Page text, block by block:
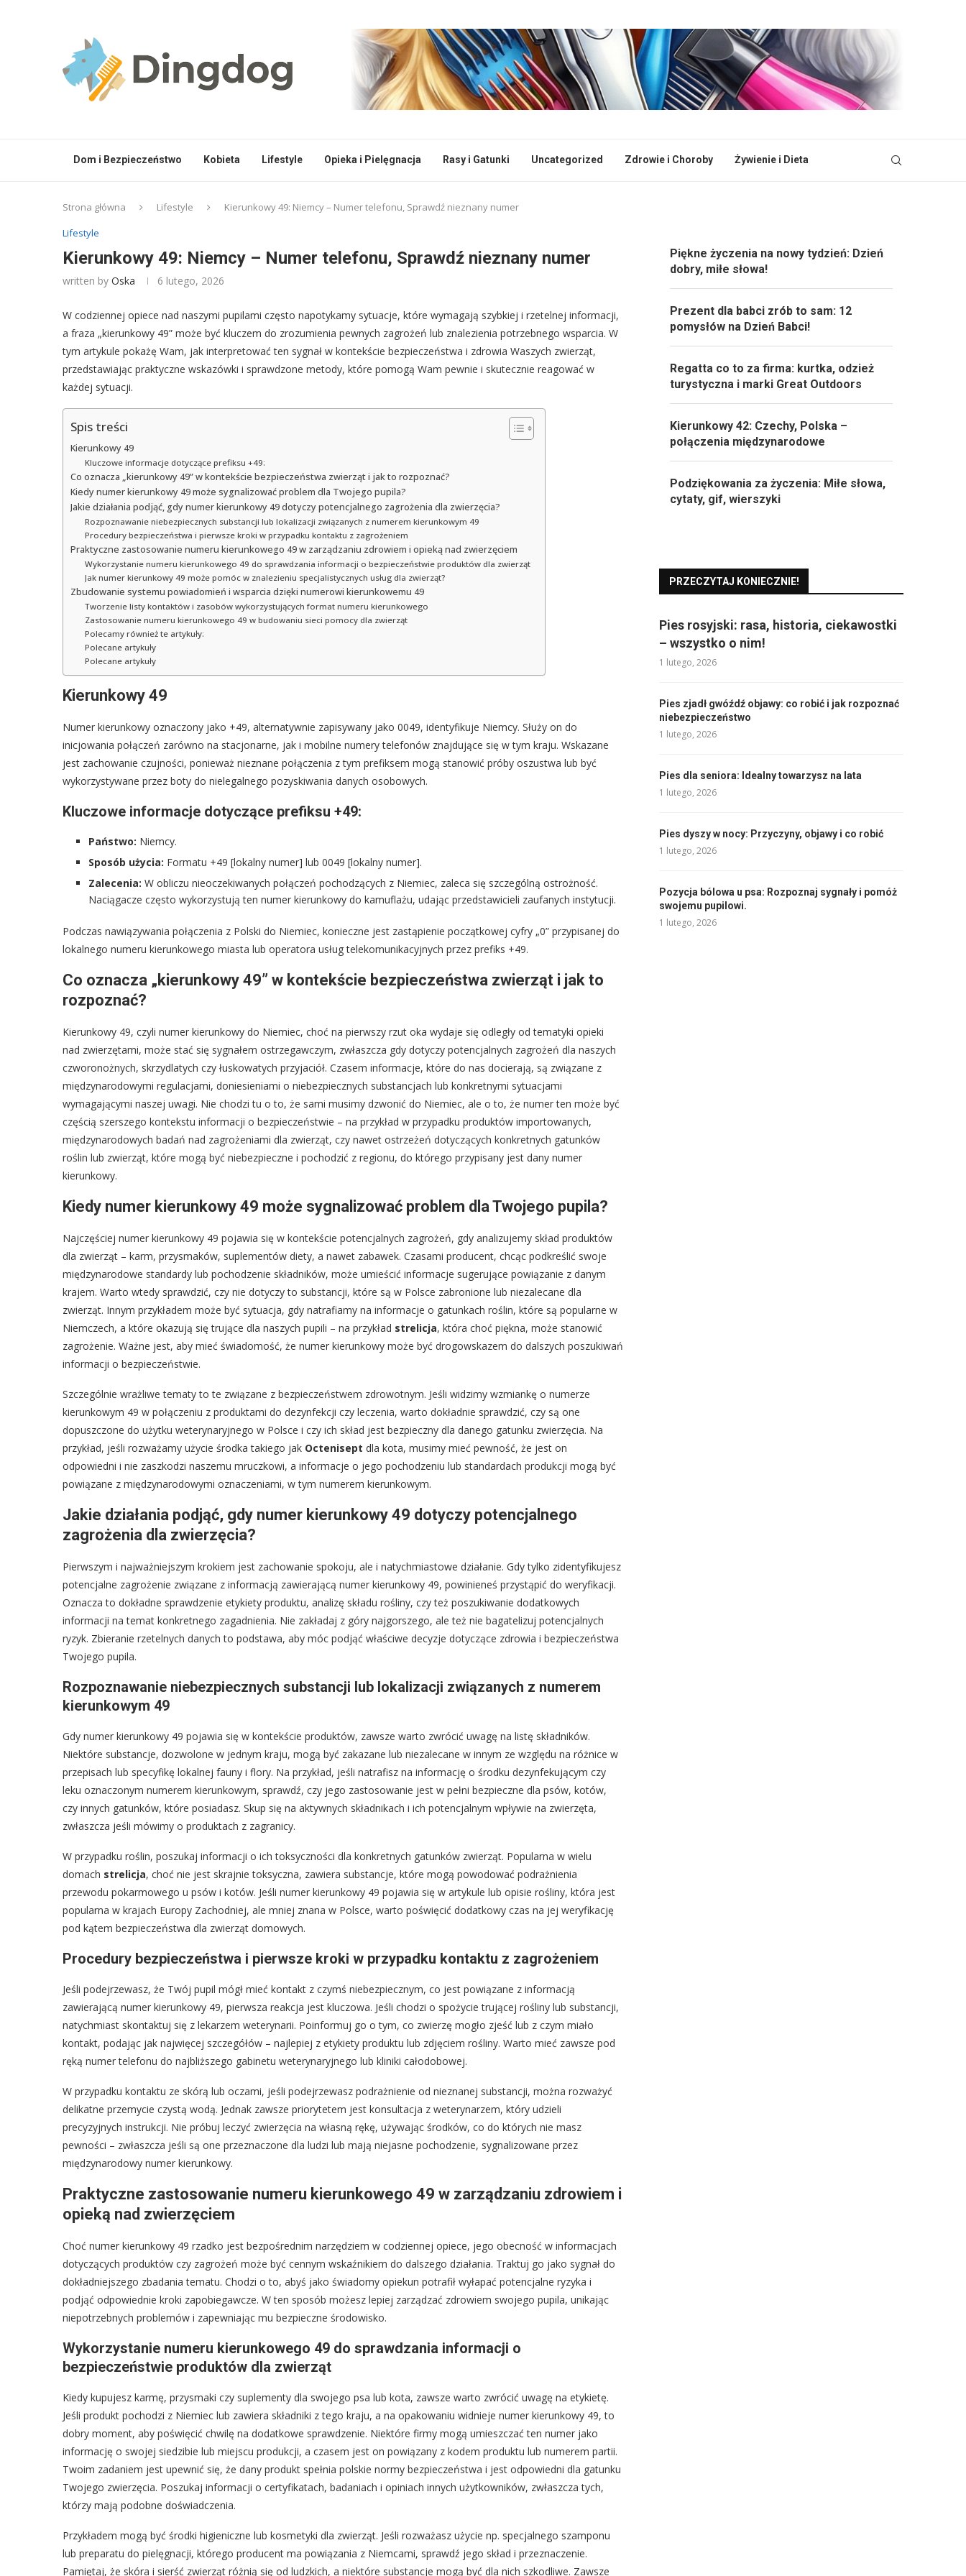
Dom i Bezpieczeństwo Kobieta Lifestyle Opieka i Pielęgnacja Rasy i Gatunki Uncategorized Zdrowie i Choroby Żywienie i Dieta
Strona główna Lifestyle
Kierunkowy 49: Niemcy – Numer telefonu, Sprawdź nieznany numer
Lifestyle
Kierunkowy 49: Niemcy – Numer telefonu, Sprawdź nieznany numer
written by Oska 6 lutego, 2026
W codziennej opiece nad naszymi pupilami często napotykamy sytuacje, które wymagają szybkiej i rzetelnej informacji,
a fraza „kierunkowy 49” może być kluczem do zrozumienia pewnych zagrożeń lub znalezienia potrzebnego wsparcia. W
tym artykule pokażę Wam, jak interpretować ten sygnał w kontekście bezpieczeństwa i zdrowia Waszych zwierząt,
przedstawiając praktyczne wskazówki i sprawdzone metody, które pomogą Wam pewnie i skutecznie reagować w
każdej sytuacji.
Spis treści
Kierunkowy 49
Kluczowe informacje dotyczące prefiksu +49:
Co oznacza „kierunkowy 49” w kontekście bezpieczeństwa zwierząt i jak to rozpoznać?
Kiedy numer kierunkowy 49 może sygnalizować problem dla Twojego pupila?
Jakie działania podjąć, gdy numer kierunkowy 49 dotyczy potencjalnego zagrożenia dla zwierzęcia?
Rozpoznawanie niebezpiecznych substancji lub lokalizacji związanych z numerem kierunkowym 49
Procedury bezpieczeństwa i pierwsze kroki w przypadku kontaktu z zagrożeniem
Praktyczne zastosowanie numeru kierunkowego 49 w zarządzaniu zdrowiem i opieką nad zwierzęciem
Wykorzystanie numeru kierunkowego 49 do sprawdzania informacji o bezpieczeństwie produktów dla zwierząt
Jak numer kierunkowy 49 może pomóc w znalezieniu specjalistycznych usług dla zwierząt?
Zbudowanie systemu powiadomień i wsparcia dzięki numerowi kierunkowemu 49
Tworzenie listy kontaktów i zasobów wykorzystujących format numeru kierunkowego
Zastosowanie numeru kierunkowego 49 w budowaniu sieci pomocy dla zwierząt
Polecamy również te artykuły:
Polecane artykuły
Polecane artykuły
Kierunkowy 49
Numer kierunkowy oznaczony jako +49, alternatywnie zapisywany jako 0049, identyfikuje Niemcy. Służy on do
inicjowania połączeń zarówno na stacjonarne, jak i mobilne numery telefonów znajdujące się w tym kraju. Wskazane
jest zachowanie czujności, ponieważ nieznane połączenia z tym prefiksem mogą stanowić próby oszustwa lub być
wykorzystywane przez boty do nielegalnego pozyskiwania danych osobowych.
Kluczowe informacje dotyczące prefiksu +49:
Państwo: Niemcy.
Sposób użycia: Formatu +49 [lokalny numer] lub 0049 [lokalny numer].
Zalecenia: W obliczu nieoczekiwanych połączeń pochodzących z Niemiec, zaleca się szczególną ostrożność.
Naciągacze często wykorzystują ten numer kierunkowy do kamuflażu, udając przedstawicieli zaufanych instytucji.
Podczas nawiązywania połączenia z Polski do Niemiec, konieczne jest zastąpienie początkowej cyfry „0” przypisanej do
lokalnego numeru kierunkowego miasta lub operatora usług telekomunikacyjnych przez prefiks +49.
Co oznacza „kierunkowy 49” w kontekście bezpieczeństwa zwierząt i jak to
rozpoznać?
Kierunkowy 49, czyli numer kierunkowy do Niemiec, choć na pierwszy rzut oka wydaje się odległy od tematyki opieki
nad zwierzętami, może stać się sygnałem ostrzegawczym, zwłaszcza gdy dotyczy potencjalnych zagrożeń dla naszych
czworonożnych, skrzydlatych czy łuskowatych przyjaciół. Czasem informacje, które do nas docierają, są związane z
międzynarodowymi regulacjami, doniesieniami o niebezpiecznych substancjach lub konkretnymi sytuacjami
wymagającymi naszej uwagi. Nie chodzi tu o to, że sami musimy dzwonić do Niemiec, ale o to, że numer ten może być
częścią szerszego kontekstu informacji o bezpieczeństwie – na przykład w przypadku produktów importowanych,
międzynarodowych badań nad zagrożeniami dla zwierząt, czy nawet ostrzeżeń dotyczących konkretnych gatunków
roślin lub zwierząt, które mogą być niebezpieczne i pochodzić z regionu, do którego przypisany jest dany numer
kierunkowy.
Kiedy numer kierunkowy 49 może sygnalizować problem dla Twojego pupila?
Najczęściej numer kierunkowy 49 pojawia się w kontekście potencjalnych zagrożeń, gdy analizujemy skład produktów
dla zwierząt – karm, przysmaków, suplementów diety, a nawet zabawek. Czasami producent, chcąc podkreślić swoje
międzynarodowe standardy lub pochodzenie składników, może umieścić informacje sugerujące powiązanie z danym
krajem. Warto wtedy sprawdzić, czy nie dotyczy to substancji, które są w Polsce zabronione lub niezalecane dla
zwierząt. Innym przykładem może być sytuacja, gdy natrafiamy na informacje o gatunkach roślin, które są popularne w
Niemczech, a które okazują się trujące dla naszych pupili – na przykład strelicja, która choć piękna, może stanowić
zagrożenie. Ważne jest, aby mieć świadomość, że numer kierunkowy może być drogowskazem do dalszych poszukiwań
informacji o bezpieczeństwie.
Szczególnie wrażliwe tematy to te związane z bezpieczeństwem zdrowotnym. Jeśli widzimy wzmiankę o numerze
kierunkowym 49 w połączeniu z produktami do dezynfekcji czy leczenia, warto dokładnie sprawdzić, czy są one
dopuszczone do użytku weterynaryjnego w Polsce i czy ich skład jest bezpieczny dla danego gatunku zwierzęcia. Na
przykład, jeśli rozważamy użycie środka takiego jak Octenisept dla kota, musimy mieć pewność, że jest on
odpowiedni i nie zaszkodzi naszemu mruczkowi, a informacje o jego pochodzeniu lub standardach produkcji mogą być
powiązane z międzynarodowymi oznaczeniami, w tym numerem kierunkowym.
Jakie działania podjąć, gdy numer kierunkowy 49 dotyczy potencjalnego
zagrożenia dla zwierzęcia?
Pierwszym i najważniejszym krokiem jest zachowanie spokoju, ale i natychmiastowe działanie. Gdy tylko zidentyfikujesz
potencjalne zagrożenie związane z informacją zawierającą numer kierunkowy 49, powinieneś przystąpić do weryfikacji.
Oznacza to dokładne sprawdzenie etykiety produktu, analizę składu rośliny, czy też poszukiwanie dodatkowych
informacji na temat konkretnego zagadnienia. Nie zakładaj z góry najgorszego, ale też nie bagatelizuj potencjalnych
ryzyk. Zbieranie rzetelnych danych to podstawa, aby móc podjąć właściwe decyzje dotyczące zdrowia i bezpieczeństwa
Twojego pupila.
Rozpoznawanie niebezpiecznych substancji lub lokalizacji związanych z numerem
kierunkowym 49
Gdy numer kierunkowy 49 pojawia się w kontekście produktów, zawsze warto zwrócić uwagę na listę składników.
Niektóre substancje, dozwolone w jednym kraju, mogą być zakazane lub niezalecane w innym ze względu na różnice w
przepisach lub specyfikę lokalnej fauny i flory. Na przykład, jeśli natrafisz na informację o środku dezynfekującym czy
leku oznaczonym numerem kierunkowym, sprawdź, czy jego zastosowanie jest w pełni bezpieczne dla psów, kotów,
czy innych gatunków, które posiadasz. Skup się na aktywnych składnikach i ich potencjalnym wpływie na zwierzęta,
zwłaszcza jeśli mówimy o produktach z zagranicy.
W przypadku roślin, poszukaj informacji o ich toksyczności dla konkretnych gatunków zwierząt. Popularna w wielu
domach strelicja, choć nie jest skrajnie toksyczna, zawiera substancje, które mogą powodować podrażnienia
przewodu pokarmowego u psów i kotów. Jeśli numer kierunkowy 49 pojawia się w artykule lub opisie rośliny, która jest
popularna w krajach Europy Zachodniej, ale mniej znana w Polsce, warto poświęcić dodatkowy czas na jej weryfikację
pod kątem bezpieczeństwa dla zwierząt domowych.
Procedury bezpieczeństwa i pierwsze kroki w przypadku kontaktu z zagrożeniem
Jeśli podejrzewasz, że Twój pupil mógł mieć kontakt z czymś niebezpiecznym, co jest powiązane z informacją
zawierającą numer kierunkowy 49, pierwsza reakcja jest kluczowa. Jeśli chodzi o spożycie trującej rośliny lub substancji,
natychmiast skontaktuj się z lekarzem weterynarii. Poinformuj go o tym, co zwierzę mogło zjeść lub z czym miało
kontakt, podając jak najwięcej szczegółów – najlepiej z etykiety produktu lub zdjęciem rośliny. Warto mieć zawsze pod
ręką numer telefonu do najbliższego gabinetu weterynaryjnego lub kliniki całodobowej.
W przypadku kontaktu ze skórą lub oczami, jeśli podejrzewasz podrażnienie od nieznanej substancji, można rozważyć
delikatne przemycie czystą wodą. Jednak zawsze priorytetem jest konsultacja z weterynarzem, który udzieli
precyzyjnych instrukcji. Nie próbuj leczyć zwierzęcia na własną rękę, używając środków, co do których nie masz
pewności – zwłaszcza jeśli są one przeznaczone dla ludzi lub mają niejasne pochodzenie, sygnalizowane przez
międzynarodowy numer kierunkowy.
Praktyczne zastosowanie numeru kierunkowego 49 w zarządzaniu zdrowiem i
opieką nad zwierzęciem
Choć numer kierunkowy 49 rzadko jest bezpośrednim narzędziem w codziennej opiece, jego obecność w informacjach
dotyczących produktów czy zagrożeń może być cennym wskaźnikiem do dalszego działania. Traktuj go jako sygnał do
dokładniejszego zbadania tematu. Chodzi o to, abyś jako świadomy opiekun potrafił wyłapać potencjalne ryzyka i
podjąć odpowiednie kroki zapobiegawcze. W ten sposób możesz lepiej zarządzać zdrowiem swojego pupila, unikając
niepotrzebnych problemów i zapewniając mu bezpieczne środowisko.
Wykorzystanie numeru kierunkowego 49 do sprawdzania informacji o
bezpieczeństwie produktów dla zwierząt
Kiedy kupujesz karmę, przysmaki czy suplementy dla swojego psa lub kota, zawsze warto zwrócić uwagę na etykietę.
Jeśli produkt pochodzi z Niemiec lub zawiera składniki z tego kraju, a na opakowaniu widnieje numer kierunkowy 49, to
dobry moment, aby poświęcić chwilę na dodatkowe sprawdzenie. Niektóre firmy mogą umieszczać ten numer jako
informację o swojej siedzibie lub miejscu produkcji, a czasem jest on powiązany z kodem produktu lub numerem partii.
Twoim zadaniem jest upewnić się, że dany produkt spełnia polskie normy bezpieczeństwa i jest odpowiedni dla gatunku
Twojego zwierzęcia. Poszukaj informacji o certyfikatach, badaniach i opiniach innych użytkowników, zwłaszcza tych,
którzy mają podobne doświadczenia.
Przykładem mogą być środki higieniczne lub kosmetyki dla zwierząt. Jeśli rozważasz użycie np. specjalnego szamponu
lub preparatu do pielęgnacji, którego producent ma powiązania z Niemcami, sprawdź jego skład i przeznaczenie.
Pamiętaj, że skóra i sierść zwierząt różnią się od ludzkich, a niektóre substancje mogą być dla nich szkodliwe. Zawsze
Piękne życzenia na nowy tydzień: Dzień
dobry, miłe słowa!
Prezent dla babci zrób to sam: 12
pomysłów na Dzień Babci!
Regatta co to za firma: kurtka, odzież
turystyczna i marki Great Outdoors
Kierunkowy 42: Czechy, Polska –
połączenia międzynarodowe
Podziękowania za życzenia: Miłe słowa,
cytaty, gif, wierszyki
PRZECZYTAJ KONIECZNIE!
Pies rosyjski: rasa, historia, ciekawostki
– wszystko o nim!
1 lutego, 2026
Pies zjadł gwóźdź objawy: co robić i jak rozpoznać
niebezpieczeństwo
1 lutego, 2026
Pies dla seniora: Idealny towarzysz na lata
1 lutego, 2026
Pies dyszy w nocy: Przyczyny, objawy i co robić
1 lutego, 2026
Pozycja bólowa u psa: Rozpoznaj sygnały i pomóż
swojemu pupilowi.
1 lutego, 2026